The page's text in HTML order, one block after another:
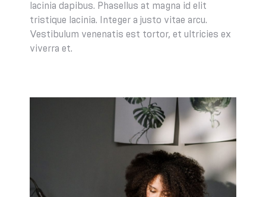
lacinia dapibus. Phasellus at magna id elit
tristique lacinia. Integer a justo vitae arcu.
Vestibulum venenatis est tortor, et ultricies ex
viverra et.